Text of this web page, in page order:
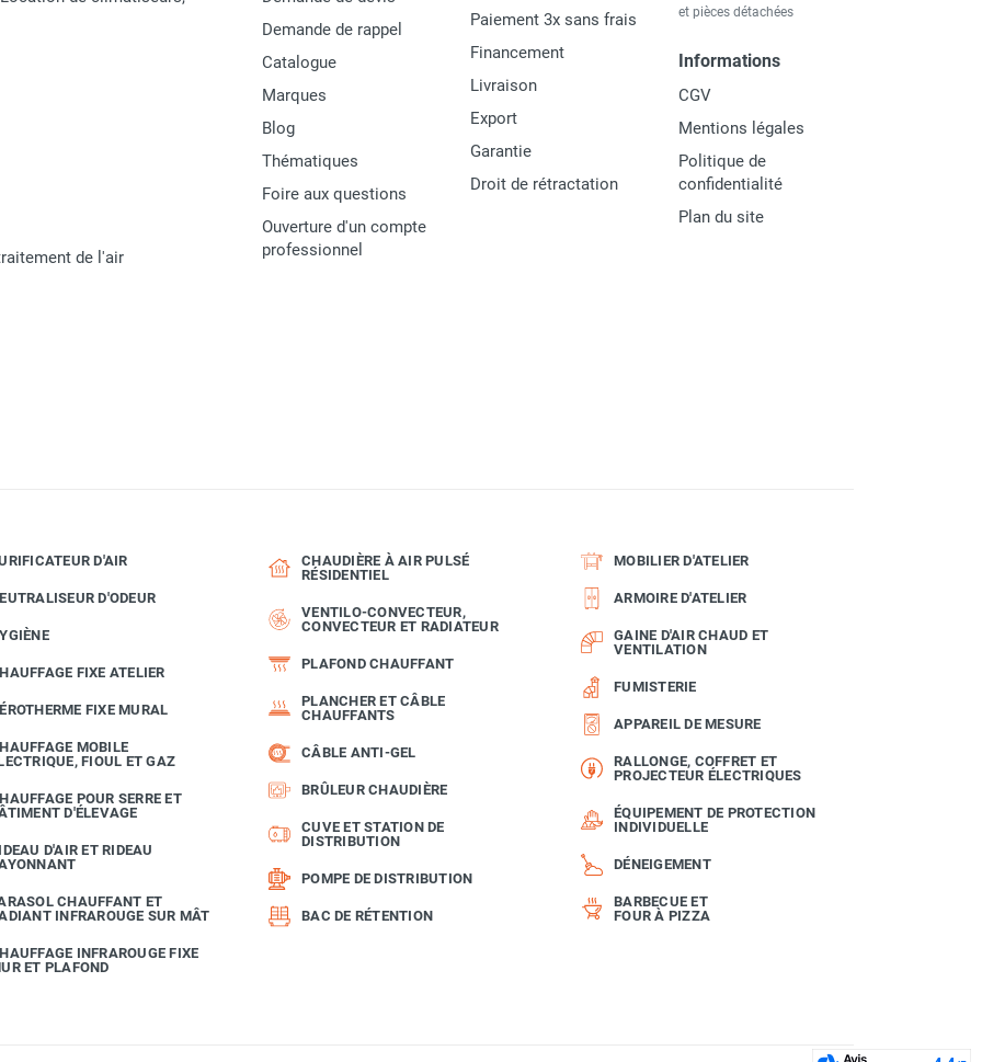
de l'air
Demande de rappel
Catalogue
Marques
Blog
Thématiques
Foire aux questions
Ouverture d'un compte
professionnel
Paiement 3x sans frais
Financement
Livraison
Export
Garantie
Droit de rétractation
et pièces détachées
Informations
CGV
Mentions légales
Politique de
confidentialité
Plan du site
D'AIR
D'ODEUR
FIXE ATELIER
FIXE MURAL
MOBILE
FIOUL ET GAZ
POUR SERRE ET
D'ÉLEVAGE
D'AIR ET RIDEAU
CHAUFFANT ET
INFRAROUGE SUR MÂT
INFRAROUGE FIXE
ET PLAFOND
CHAUDIÈRE À AIR PULSÉ
RÉSIDENTIEL
VENTILO-CONVECTEUR,
CONVECTEUR ET RADIATEUR
PLAFOND CHAUFFANT
PLANCHER ET CÂBLE
CHAUFFANTS
CÂBLE ANTI-GEL
BRÛLEUR CHAUDIÈRE
CUVE ET STATION DE
DISTRIBUTION
POMPE DE DISTRIBUTION
BAC DE RÉTENTION
MOBILIER D'ATELIER
ARMOIRE D'ATELIER
GAINE D'AIR CHAUD ET
VENTILATION
FUMISTERIE
APPAREIL DE MESURE
RALLONGE, COFFRET ET
PROJECTEUR ÉLECTRIQUES
ÉQUIPEMENT DE PROTECTION
INDIVIDUELLE
DÉNEIGEMENT
BARBECUE ET
FOUR À PIZZA